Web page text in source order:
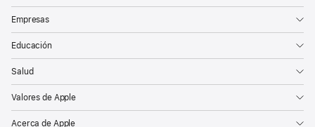
Empresas
Educación
Salud
Valores de Apple
Acerca de Apple